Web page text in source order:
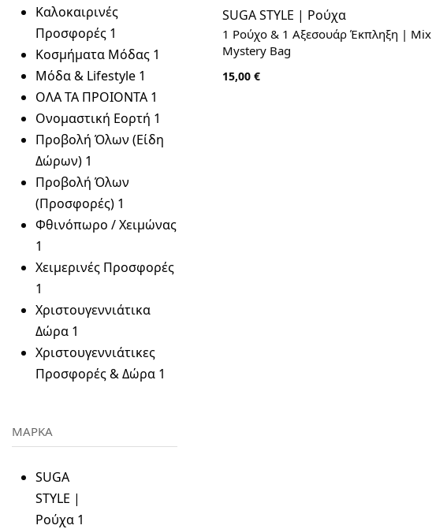
Καλοκαιρινές
Προσφορές 1
Κοσμήματα Μόδας 1
Μόδα & Lifestyle 1
ΟΛΑ ΤΑ ΠΡΟΙΟΝΤΑ 1
Ονομαστική Εορτή 1
Προβολή Όλων (Είδη
Δώρων) 1
Προβολή Όλων
(Προσφορές) 1
Φθινόπωρο / Χειμώνας
1
Χειμερινές Προσφορές
1
Χριστουγεννιάτικα
Δώρα 1
Χριστουγεννιάτικες
Προσφορές & Δώρα 1
ΜΑΡΚΑ
SUGA
STYLE |
Ρούχα 1
SUGA STYLE | Ρούχα
1 Ρούχο & 1 Αξεσουάρ Έκπληξη | Mix
Mystery Bag
15,00 €